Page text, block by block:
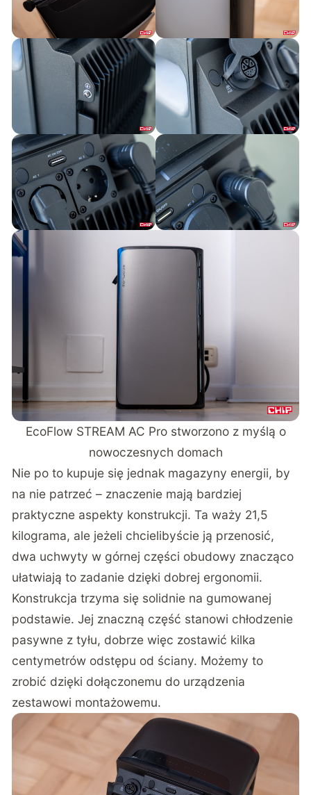
EcoFlow STREAM AC Pro stworzono z myślą o
nowoczesnych domach
Nie po to kupuje się jednak magazyny energii, by
na nie patrzeć – znaczenie mają bardziej
praktyczne aspekty konstrukcji. Ta waży 21,5
kilograma, ale jeżeli chcielibyście ją przenosić,
dwa uchwyty w górnej części obudowy znacząco
ułatwiają to zadanie dzięki dobrej ergonomii.
Konstrukcja trzyma się solidnie na gumowanej
podstawie. Jej znaczną część stanowi chłodzenie
pasywne z tyłu, dobrze więc zostawić kilka
centymetrów odstępu od ściany. Możemy to
zrobić dzięki dołączonemu do urządzenia
zestawowi montażowemu.